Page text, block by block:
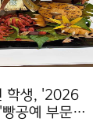
학생, '2026
공예 부문